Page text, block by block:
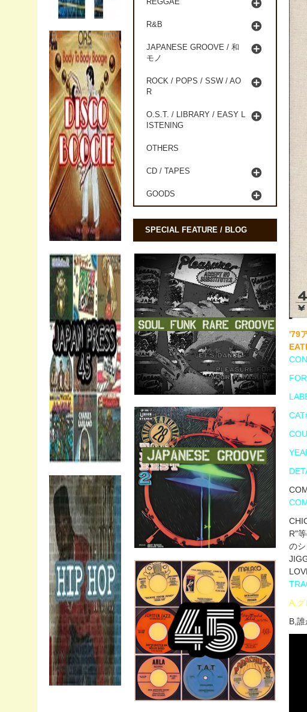
'79
R"
の
A,グ
B,
REGGAE
R&B
JAPANESE GROOVE / 和
モノ
ROCK / POPS / SSW / AO
R
O.S.T. / LIBRARY / EASY L
ISTENING
OTHERS
CD / TAPES
GOODS
SPECIAL FEATURE / BLOG